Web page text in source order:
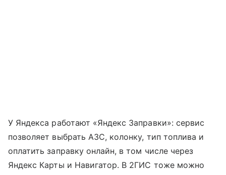
У Яндекса работают «Яндекс Заправки»: сервис
позволяет выбрать АЗС, колонку, тип топлива и
оплатить заправку онлайн, в том числе через
Яндекс Карты и Навигатор. В 2ГИС тоже можно